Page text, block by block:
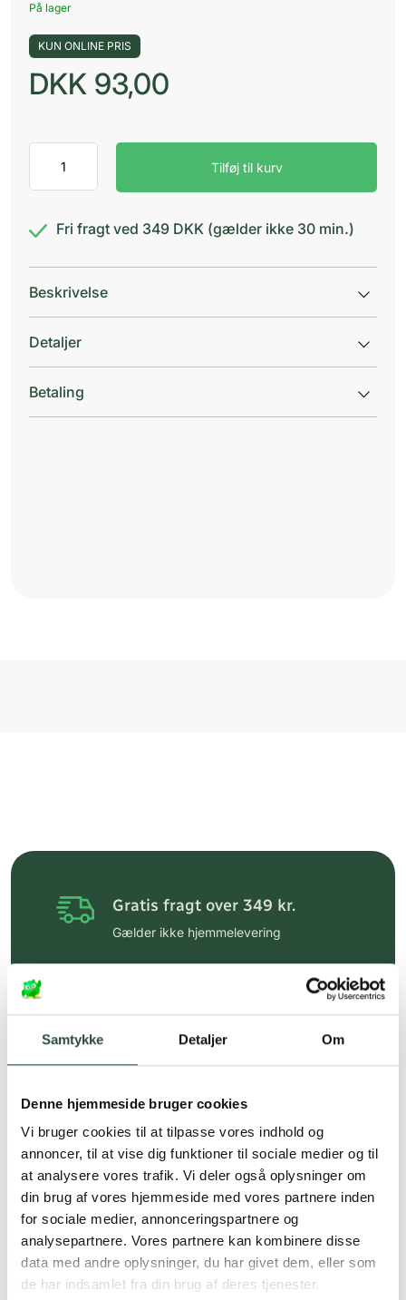
Samtykke Detaljer Om
Denne hjemmeside bruger cookies
Vi bruger cookies til at tilpasse vores indhold og
annoncer, til at vise dig funktioner til sociale medier og til
at analysere vores trafik. Vi deler også oplysninger om
din brug af vores hjemmeside med vores partnere inden
for sociale medier, annonceringspartnere og
analysepartnere. Vores partnere kan kombinere disse
data med andre oplysninger, du har givet dem, eller som
de har indsamlet fra din brug af deres tjenester.
På lager
KUN ONLINE PRIS
DKK 93,00
Sponge
Body
antal
Tilføj til kurv
Fri fragt ved 349 DKK (gælder ikke 30 min.)
Beskrivelse
Detaljer
Betaling
Gratis fragt over 349 kr.
Gælder ikke hjemmelevering
Hurtig levering (30 min. i Kbh)
Faste lave priser*
*Gælder ikke ernæringsprodukter.
Stort udvalg af kendte
produkter
Vi tilbyder et stort udvalg af kendte
cremer, vitaminer og andre spændende
produkter – altid til fast lav pris.